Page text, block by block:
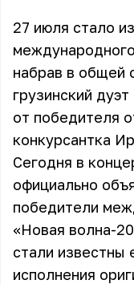
27 июля стало
набрав в общей
грузинский
от победителя
конкурсантка
Сегодня в
официально
победители
«Новая волна-
стали известны
исполнения